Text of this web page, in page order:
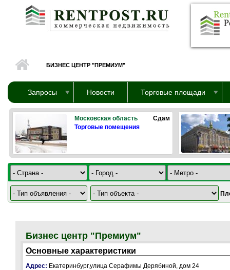
Перейти к основному содержанию
БИЗНЕС ЦЕНТР "ПРЕМИУМ"
Запросы Новости Торговые площади
Московская область
Сдам
Торговые помещения
Бизнес центр "Премиум"
Основные характеристики
Адрес: Екатеринбург,улица Серафимы Дерябиной, дом 24